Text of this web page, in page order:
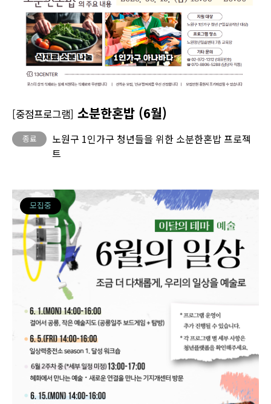
[중점프로그램] 소분한혼밥 (6월)
종료
노원구 1인가구 청년들을 위한 소분한혼밥 프로젝
트
모집중